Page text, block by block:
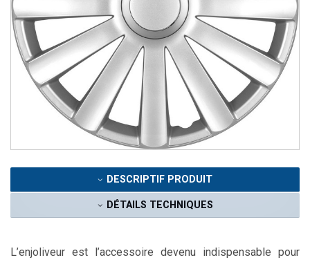
DESCRIPTIF PRODUIT
DÉTAILS TECHNIQUES
L’enjoliveur est l’accessoire devenu indispensable pour